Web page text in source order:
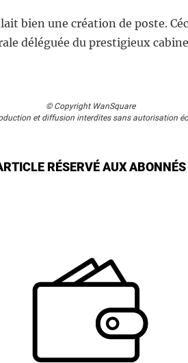
bien une création de poste.
déléguée du prestigieux
© Copyright WanSquare
et diffusion interdites sans autorisation
RÉSERVÉAUX ABONNÉS